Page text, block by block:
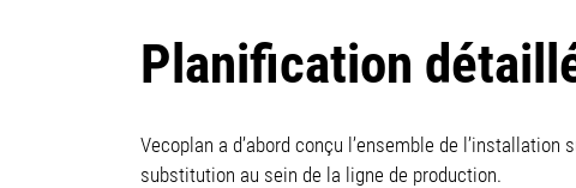
Planification
Vecoplan a d’abord conçu l’ensemble de
substitution au sein de la ligne de production.